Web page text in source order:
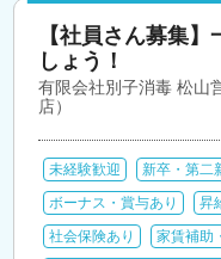
【社員さん募集
しょう！
有限会社別子消毒 松山
店）
未経験歓迎 新卒・第二
ボーナス・賞与あり
昇
社会保険あり
家賃補助